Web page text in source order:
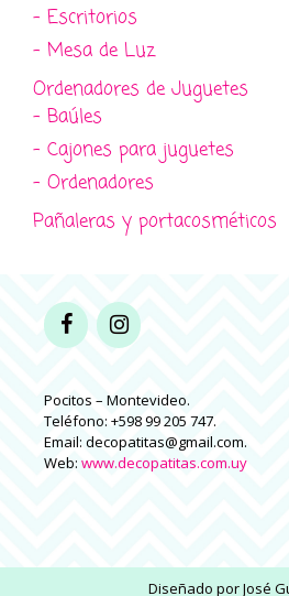
- Escritorios
- Mesa de Luz
Ordenadores de Juguetes
- Baúles
- Cajones para juguetes
- Ordenadores
Pañaleras y portacosméticos
Pocitos – Montevideo.
Teléfono: +598 99 205 747.
Email: decopatitas@gmail.com.
Web: www.decopatitas.com.uy
Diseñado porJosé